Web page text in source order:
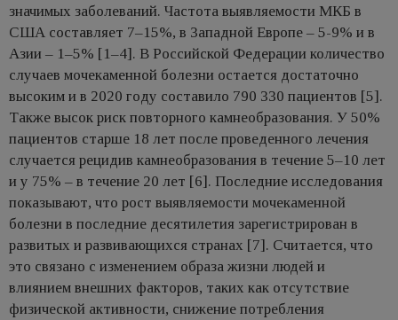
значимых заболеваний. Частота выявляемости МКБ в
США составляет 7–15%, в Западной Европе – 5-9% и в
Азии – 1–5% [1–4]. В Российской Федерации количество
случаев мочекаменной болезни остается достаточно
высоким и в 2020 году составило 790 330 пациентов [5].
Также высок риск повторного камнеобразования. У 50%
пациентов старше 18 лет после проведенного лечения
случается рецидив камнеобразования в течение 5–10 лет
и у 75% – в течение 20 лет [6]. Последние исследования
показывают, что рост выявляемости мочекаменной
болезни в последние десятилетия зарегистрирован в
развитых и развивающихся странах [7]. Считается, что
это связано с изменением образа жизни людей и
влиянием внешних факторов, таких как отсутствие
физической активности, снижение потребления